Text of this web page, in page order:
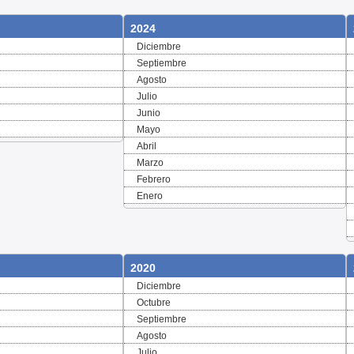
2024
Diciembre
Septiembre
Agosto
Julio
Junio
Mayo
Abril
Marzo
Febrero
Enero
2020
Diciembre
Octubre
Septiembre
Agosto